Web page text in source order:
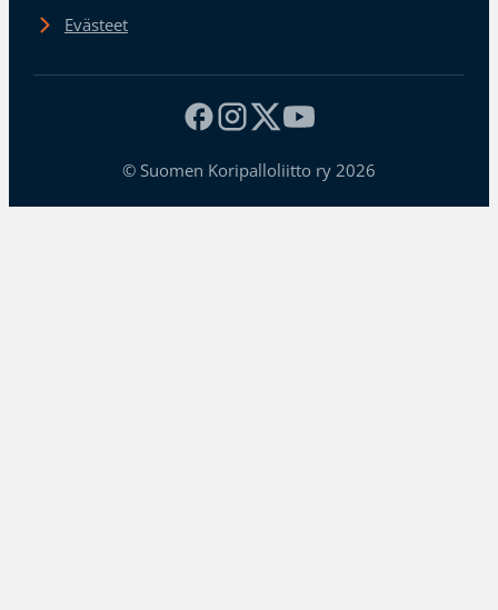
Evästeet
© Suomen Koripalloliitto ry 2026